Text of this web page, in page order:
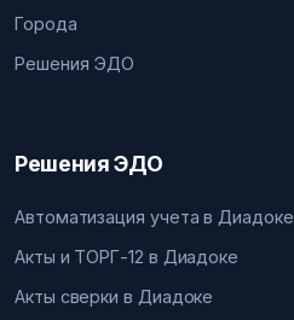
Города
Решения ЭДО
Решения ЭДО
Автоматизация учета в Диадоке
Акты и ТОРГ-12 в Диадоке
Акты сверки в Диадоке